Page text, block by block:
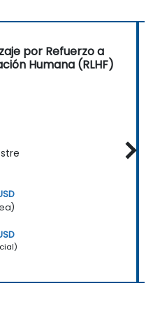
por Refuerzo a
Humana (RLHF)